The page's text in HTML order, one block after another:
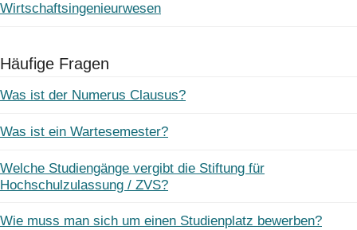
Wirtschaftsingenieurwesen
Häufige Fragen
Was ist der Numerus Clausus?
Was ist ein Wartesemester?
Welche Studiengänge vergibt die Stiftung für
Hochschulzulassung / ZVS?
Wie muss man sich um einen Studienplatz bewerben?